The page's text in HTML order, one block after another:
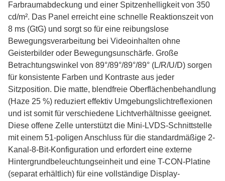
Farbraumabdeckung und einer Spitzenhelligkeit von 350
cd/m². Das Panel erreicht eine schnelle Reaktionszeit von
8 ms (GtG) und sorgt so für eine reibungslose
Bewegungsverarbeitung bei Videoinhalten ohne
Geisterbilder oder Bewegungsunschärfe. Große
Betrachtungswinkel von 89°/89°/89°/89° (L/R/U/D) sorgen
für konsistente Farben und Kontraste aus jeder
Sitzposition. Die matte, blendfreie Oberflächenbehandlung
(Haze 25 %) reduziert effektiv Umgebungslichtreflexionen
und ist somit für verschiedene Lichtverhältnisse geeignet.
Diese offene Zelle unterstützt die Mini-LVDS-Schnittstelle
mit einem 51-poligen Anschluss für die standardmäßige 2-
Kanal-8-Bit-Konfiguration und erfordert eine externe
Hintergrundbeleuchtungseinheit und eine T-CON-Platine
(separat erhältlich) für eine vollständige Display-